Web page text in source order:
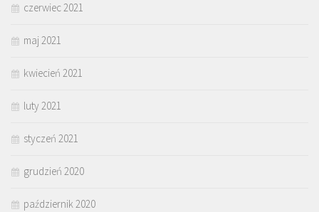
czerwiec 2021
maj 2021
kwiecień 2021
luty 2021
styczeń 2021
grudzień 2020
październik 2020